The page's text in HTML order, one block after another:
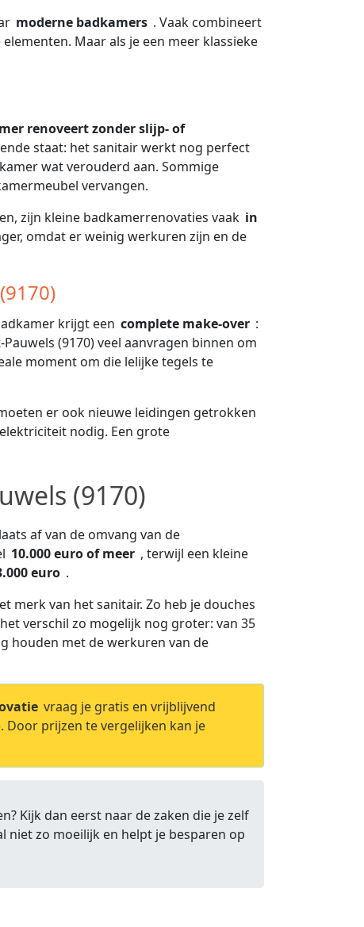
moderne badkamers . Vaak combineert
Maar als je een meer klassieke
renoveert zonder slijp- of
staat: het sanitair werkt nog perfect
wat verouderd aan. Sommige
vervangen.
zijn kleine badkamerrenovaties vaak in
omdat er weinig werkuren zijn en de
krijgt een complete make-over :
(9170) veel aanvragen binnen om
moment om die lelijke tegels te
er ook nieuwe leidingen getrokken
nodig. Een grote
(9170)
af van de omvang van de
10.000 euro of meer , terwijl een kleine
euro .
merk van het sanitair. Zo heb je douches
verschil zo mogelijk nog groter: van 35
houden met de werkuren van de
vraag je gratis en vrijblijvend
Door prijzen te vergelijken kan je
Kijk dan eerst naar de zaken die je zelf
niet zo moeilijk en helpt je besparen op